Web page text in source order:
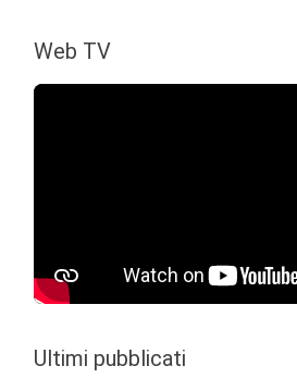
Web TV
Ultimi pubblicati